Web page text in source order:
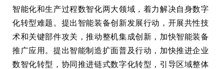
智能化和生产过程数智化两大领域，着力解决自身数字
化转型难题。提出智能装备创新发展行动，开展共性技
术和关键部件攻关，推动整机集成创新，加快智能装备
推广应用。提出智能制造扩面普及行动，加快推进企业
数智化转型，协同推进链式数字化转型，引导区域整体